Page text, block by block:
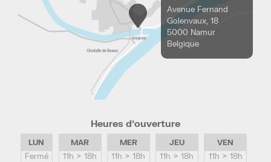
Avenue Fernand
Golenvaux, 18
5000 Namur
Belgique
Heures d’ouverture
LUN
Fermé
MAR
11h > 18h
MER
11h > 18h
JEU
11h > 18h
VEN
11h > 18h